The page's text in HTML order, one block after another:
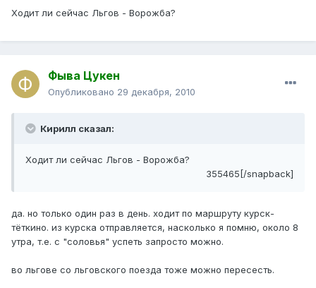
Ходит ли сейчас Льгов - Ворожба?
Фыва Цукен
Опубликовано 29 декабря, 2010
Кирилл сказал:
Ходит ли сейчас Льгов - Ворожба?
355465[/snapback]
да. но только один раз в день. ходит по маршруту курск-
тёткино. из курска отправляется, насколько я помню, около 8
утра, т.е. с "соловья" успеть запросто можно.
во льгове со льговского поезда тоже можно пересесть.